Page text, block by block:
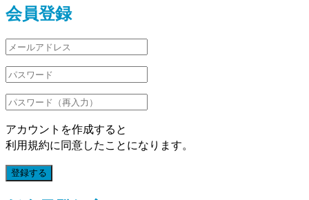
会員登録
アカウントを作成すると
利用規約に同意したことになります。
登録する